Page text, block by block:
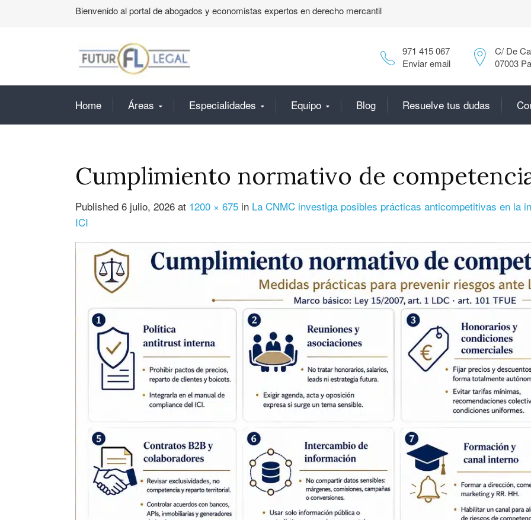
Bienvenido al portal de abogados y economistas expertos en derecho mercantil
C/ De
07003
971 415 067
Enviar email
Home Áreas Especialidades Equipo Blog Resuelve tus dudas
Cumplimiento normativo de
Published 6 julio, 2026 at 1200 × 675 in La CNMC investiga posibles prácticas anticompetitivas en la
ICI